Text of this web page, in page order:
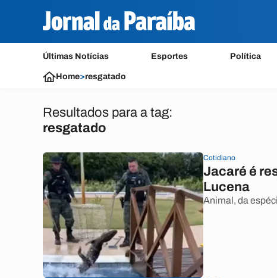
Últimas Notícias Esportes Política
Home>resgatado
Resultados para a tag:
resgatado
Cotidiano
Jacaré é
Lucena
Animal, da